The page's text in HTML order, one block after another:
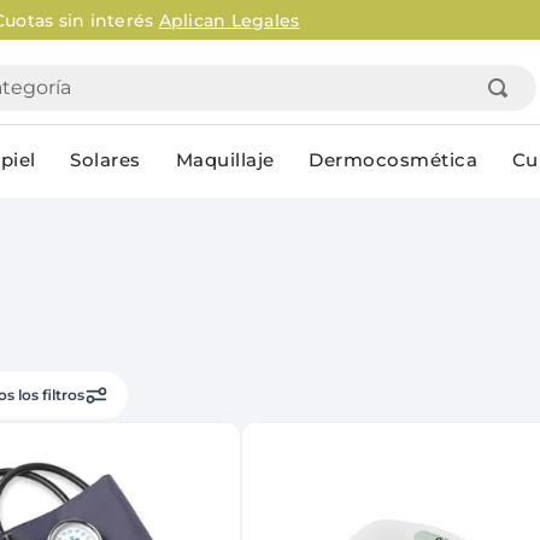
Envío gratis en AMBA en compras
Repelentes
Higiene
Solares Maquillaje Dermocosmética
los filtros